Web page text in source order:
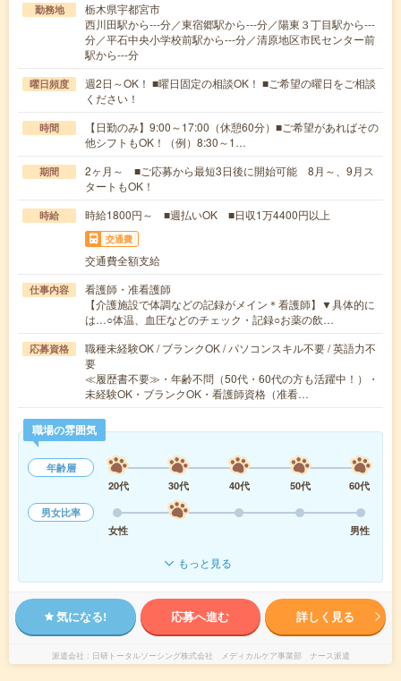
勤務地
栃木県宇都宮市
西川田駅から---分／東宿郷駅から---分／陽東３丁目駅から---
分／平石中央小学校前駅から---分／清原地区市民センター前
駅から---分
曜日頻度
週2日～OK！ ■曜日固定の相談OK！ ■ご希望の曜日をご相談
ください！
時間
【日勤のみ】9:00～17:00（休憩60分）■ご希望があればその
他シフトもOK！（例）8:30～1…
期間
2ヶ月～ ■ご応募から最短3日後に開始可能 8月～、9月ス
タートもOK！
時給 時給1800円～ ■週払いOK ■日収1万4400円以上
交通費
交通費全額支給
仕事内容
看護師・准看護師
【介護施設で体調などの記録がメイン＊看護師】▼具体的に
は…○体温、血圧などのチェック・記録○お薬の飲…
応募資格
職種未経験OK / ブランクOK / パソコンスキル不要 / 英語力不
要
≪履歴書不要≫・年齢不問（50代・60代の方も活躍中！）・
未経験OK・ブランクOK・看護師資格（准看…
職場の雰囲気
年齢層
20代
30代 40代 50代
60代
男女比率
女性
男性
もっと見る
気になる! 応募へ進む 詳しく見る
派遣会社 日研トータルソーシング株式会社 メディカルケア事業部 ナース派遣